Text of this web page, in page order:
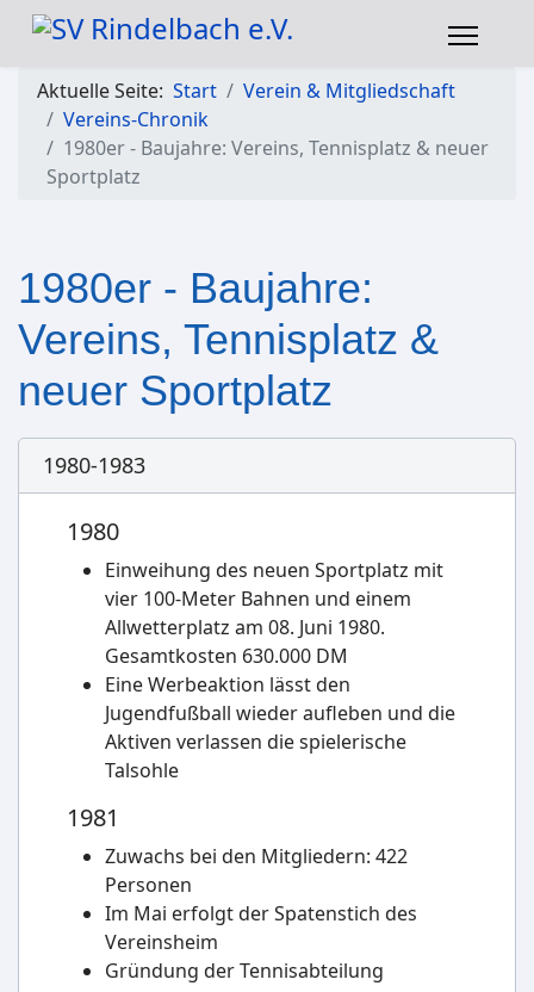
Aktuelle Seite: Start
Verein & Mitgliedschaft
Vereins-Chronik
1980er - Baujahre: Vereins, Tennisplatz & neuer
Sportplatz
1980er - Baujahre:
Vereins, Tennisplatz &
neuer Sportplatz
1980-1983
1980
Einweihung des neuen Sportplatz mit
vier 100-Meter Bahnen und einem
Allwetterplatz am 08. Juni 1980.
Gesamtkosten 630.000 DM
Eine Werbeaktion lässt den
Jugendfußball wieder aufleben und die
Aktiven verlassen die spielerische
Talsohle
1981
Zuwachs bei den Mitgliedern: 422
Personen
Im Mai erfolgt der Spatenstich des
Vereinsheim
Gründung der Tennisabteilung